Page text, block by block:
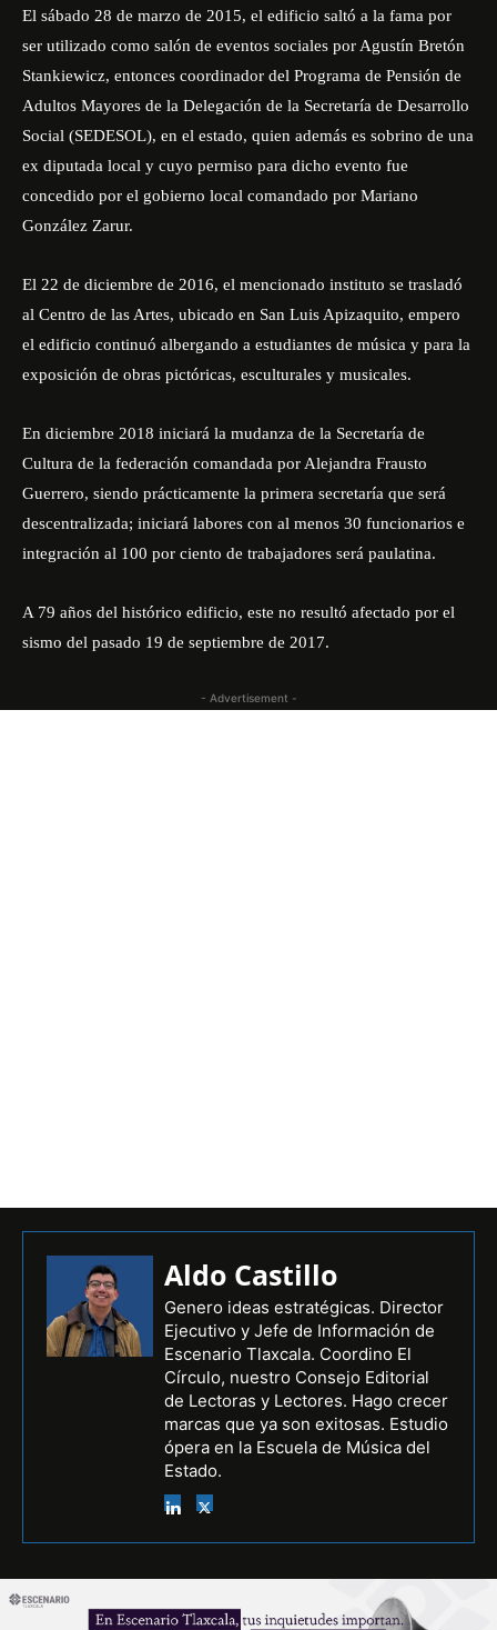
El sábado 28 de marzo de 2015, el edificio saltó a la fama por
ser utilizado como salón de eventos sociales por Agustín Bretón
Stankiewicz, entonces coordinador del Programa de Pensión de
Adultos Mayores de la Delegación de la Secretaría de Desarrollo
Social (SEDESOL), en el estado, quien además es sobrino de una
ex diputada local y cuyo permiso para dicho evento fue
concedido por el gobierno local comandado por Mariano
González Zarur.
El 22 de diciembre de 2016, el mencionado instituto se trasladó
al Centro de las Artes, ubicado en San Luis Apizaquito, empero
el edificio continuó albergando a estudiantes de música y para la
exposición de obras pictóricas, esculturales y musicales.
En diciembre 2018 iniciará la mudanza de la Secretaría de
Cultura de la federación comandada por Alejandra Frausto
Guerrero, siendo prácticamente la primera secretaría que será
descentralizada; iniciará labores con al menos 30 funcionarios e
integración al 100 por ciento de trabajadores será paulatina.
A 79 años del histórico edificio, este no resultó afectado por el
sismo del pasado 19 de septiembre de 2017.
- Advertisement -
Aldo Castillo
Genero ideas estratégicas. Director
Ejecutivo y Jefe de Información de
Escenario Tlaxcala. Coordino El
Círculo, nuestro Consejo Editorial
de Lectoras y Lectores. Hago crecer
marcas que ya son exitosas. Estudio
ópera en la Escuela de Música del
Estado.